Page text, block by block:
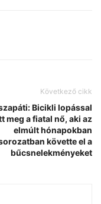
Következő cikk
Bicikli lopással
meg a fiatal nő, aki az
elmúlt hónapokban
követte el a
bűcsnelekményeket